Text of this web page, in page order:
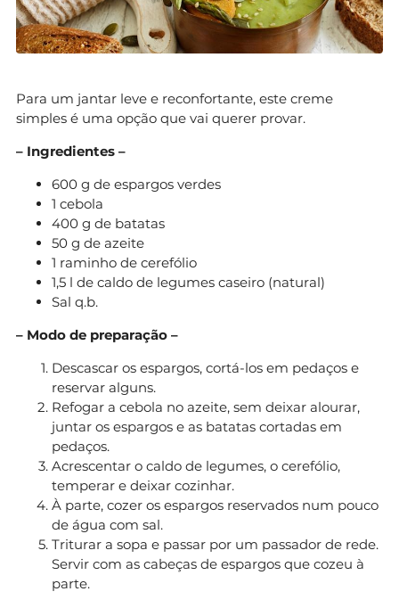
Para um jantar leve e reconfortante, este creme
simples é uma opção que vai querer provar.
– Ingredientes –
600 g de espargos verdes
1 cebola
400 g de batatas
50 g de azeite
1 raminho de cerefólio
1,5 l de caldo de legumes caseiro (natural)
Sal q.b.
– Modo de preparação –
Descascar os espargos, cortá-los em pedaços e
reservar alguns.
Refogar a cebola no azeite, sem deixar alourar,
juntar os espargos e as batatas cortadas em
pedaços.
Acrescentar o caldo de legumes, o cerefólio,
temperar e deixar cozinhar.
À parte, cozer os espargos reservados num pouco
de água com sal.
Triturar a sopa e passar por um passador de rede.
Servir com as cabeças de espargos que cozeu à
parte.